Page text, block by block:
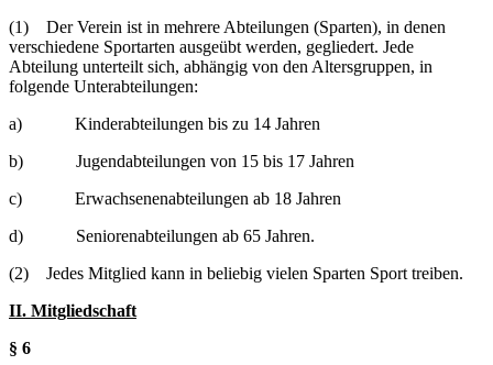
(1) Der Verein ist in mehrere Abteilungen (Sparten), in denen
verschiedene Sportarten ausgeübt werden, gegliedert. Jede
Abteilung unterteilt sich, abhängig von den Altersgruppen, in
folgende Unterabteilungen:
a) Kinderabteilungen bis zu 14 Jahren
b) Jugendabteilungen von 15 bis 17 Jahren
c) Erwachsenenabteilungen ab 18 Jahren
d) Seniorenabteilungen ab 65 Jahren.
(2) Jedes Mitglied kann in beliebig vielen Sparten Sport treiben.
II. Mitgliedschaft
§ 6